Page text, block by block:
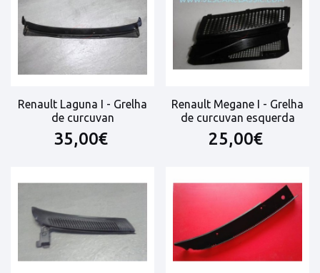
Renault Laguna I - Grelha
de curcuvan
35,00€
Renault Megane I - Grelha
de curcuvan esquerda
25,00€